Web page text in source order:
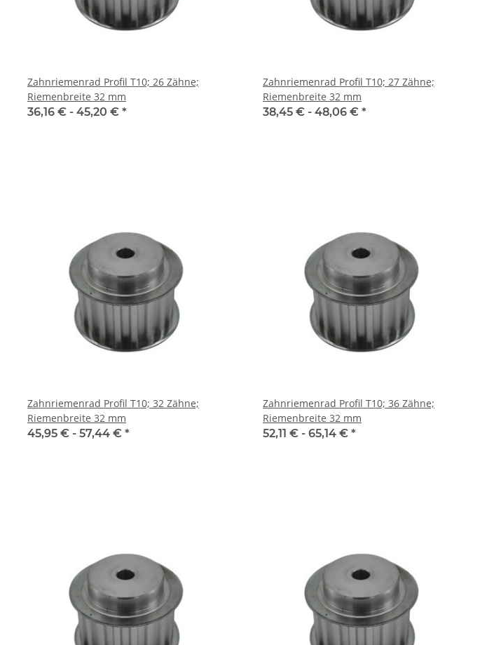
Zahnriemenrad Profil T10; 26 Zähne;
Riemenbreite 32 mm
36,16 € - 45,20 € *
Zahnriemenrad Profil T10; 27 Zähne;
Riemenbreite 32 mm
38,45 € - 48,06 € *
Zahnriemenrad Profil T10; 32 Zähne;
Riemenbreite 32 mm
45,95 € - 57,44 € *
Zahnriemenrad Profil T10; 36 Zähne;
Riemenbreite 32 mm
52,11 € - 65,14 € *